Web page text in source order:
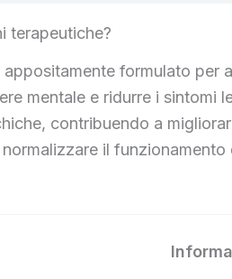
terapeutiche?
formulato
mentale e ridurre i
contribuendo a
il